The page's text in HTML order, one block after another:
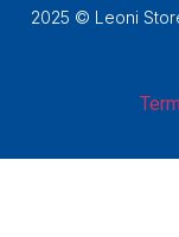
2025 © Leoni